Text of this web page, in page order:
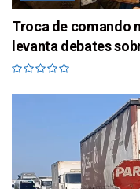
Troca de comando
levanta debates